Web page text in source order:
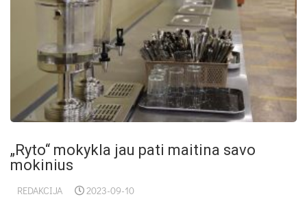
„Ryto“ mokykla jau pati maitina savo
mokinius
REDAKCIJA 2023-09-10